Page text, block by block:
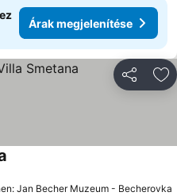
Árak megjelenítése
Jan Becher Muzeum - Becherovka